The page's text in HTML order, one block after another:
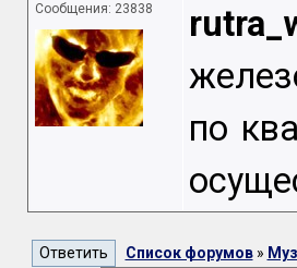
Сообщения: 23838
по
Список форумов»